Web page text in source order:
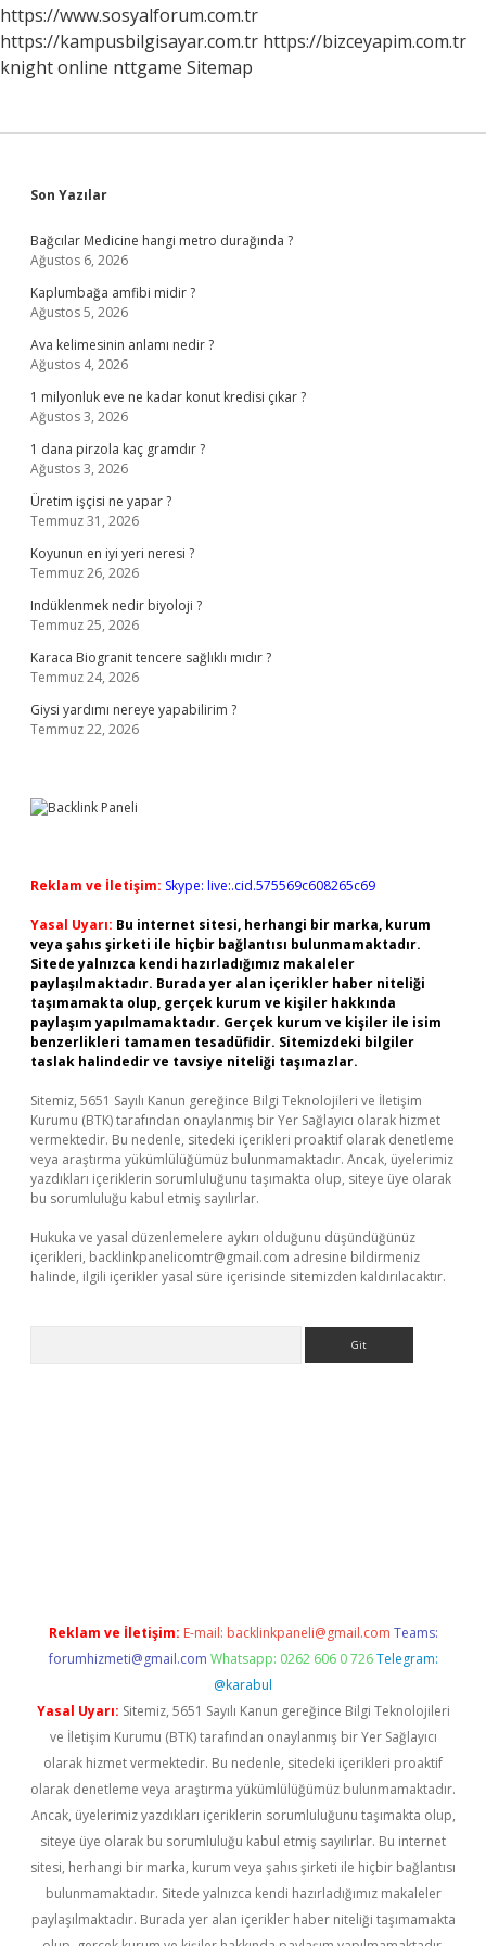
https://www.sosyalforum.com.tr
https://kampusbilgisayar.com.tr https://bizceyapim.com.tr
knight online nttgame Sitemap
Sidebar
Son Yazılar
Bağcılar Medicine hangi metro durağında ?
Ağustos 6, 2026
Kaplumbağa amfibi midir ?
Ağustos 5, 2026
Ava kelimesinin anlamı nedir ?
Ağustos 4, 2026
1 milyonluk eve ne kadar konut kredisi çıkar ?
Ağustos 3, 2026
1 dana pirzola kaç gramdır ?
Ağustos 3, 2026
Üretim işçisi ne yapar ?
Temmuz 31, 2026
Koyunun en iyi yeri neresi ?
Temmuz 26, 2026
Indüklenmek nedir biyoloji ?
Temmuz 25, 2026
Karaca Biogranit tencere sağlıklı mıdır ?
Temmuz 24, 2026
Giysi yardımı nereye yapabilirim ?
Temmuz 22, 2026
Reklam ve İletişim: Skype: live:.cid.575569c608265c69
Yasal Uyarı: Bu internet sitesi, herhangi bir marka, kurum
veya şahıs şirketi ile hiçbir bağlantısı bulunmamaktadır.
Sitede yalnızca kendi hazırladığımız makaleler
paylaşılmaktadır. Burada yer alan içerikler haber niteliği
taşımamakta olup, gerçek kurum ve kişiler hakkında
paylaşım yapılmamaktadır. Gerçek kurum ve kişiler ile isim
benzerlikleri tamamen tesadüfidir. Sitemizdeki bilgiler
taslak halindedir ve tavsiye niteliği taşımazlar.
Sitemiz, 5651 Sayılı Kanun gereğince Bilgi Teknolojileri ve İletişim
Kurumu (BTK) tarafından onaylanmış bir Yer Sağlayıcı olarak hizmet
vermektedir. Bu nedenle, sitedeki içerikleri proaktif olarak denetleme
veya araştırma yükümlülüğümüz bulunmamaktadır. Ancak, üyelerimiz
yazdıkları içeriklerin sorumluluğunu taşımakta olup, siteye üye olarak
bu sorumluluğu kabul etmiş sayılırlar.
Hukuka ve yasal düzenlemelere aykırı olduğunu düşündüğünüz
içerikleri, backlinkpanelicomtr@gmail.com adresine bildirmeniz
halinde, ilgili içerikler yasal süre içerisinde sitemizden kaldırılacaktır.
Reklam ve İletişim: E-mail: backlinkpaneli@gmail.com Teams:
forumhizmeti@gmail.com Whatsapp: 0262 606 0 726 Telegram:
@karabul
Yasal Uyarı: Sitemiz, 5651 Sayılı Kanun gereğince Bilgi Teknolojileri
ve İletişim Kurumu (BTK) tarafından onaylanmış bir Yer Sağlayıcı
olarak hizmet vermektedir. Bu nedenle, sitedeki içerikleri proaktif
olarak denetleme veya araştırma yükümlülüğümüz bulunmamaktadır.
Ancak, üyelerimiz yazdıkları içeriklerin sorumluluğunu taşımakta olup,
siteye üye olarak bu sorumluluğu kabul etmiş sayılırlar. Bu internet
sitesi, herhangi bir marka, kurum veya şahıs şirketi ile hiçbir bağlantısı
bulunmamaktadır. Sitede yalnızca kendi hazırladığımız makaleler
paylaşılmaktadır. Burada yer alan içerikler haber niteliği taşımamakta